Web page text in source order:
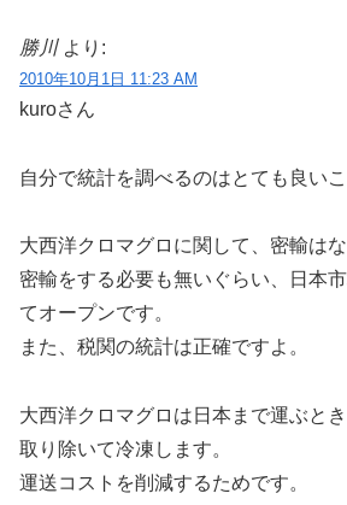
勝川 より:
2010年10月1日 11:23 AM
kuroさん
自分で統計を調べるのはとても良い
大西洋クロマグロに関して、密輸はな
密輸をする必要も無いぐらい、日本
てオープンです。
また、税関の統計は正確ですよ。
大西洋クロマグロは日本まで運ぶと
取り除いて冷凍します。
運送コストを削減するためです。